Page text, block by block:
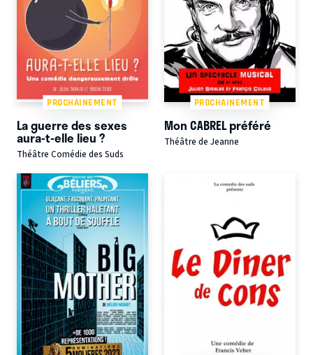
PROCHAINEMENT
La guerre des sexes
aura-t-elle lieu ?
Théâtre Comédie des Suds
PROCHAINEMENT
Mon CABREL préféré
Théâtre de Jeanne